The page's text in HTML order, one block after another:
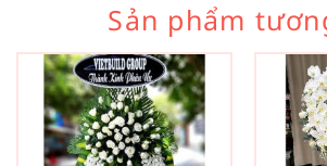
Sản phẩm